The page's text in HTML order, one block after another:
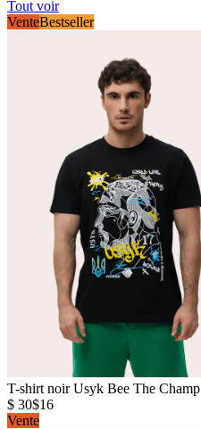
Tout voir
VenteBestseller
T-shirt noir Usyk Bee The Champ
$ 30$16
Vente